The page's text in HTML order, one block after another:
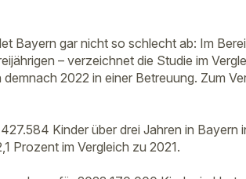
Bayern gar nicht so schlecht ab: Im
– verzeichnet die Studie im
2022 in einer Betreuung. Zum
Kinder über drei Jahren in Bayern
Prozent im Vergleich zu 2021.